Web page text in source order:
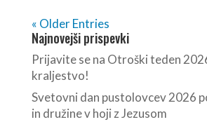
« Older Entries
Najnovejši prispevki
Prijavite se na Otroški teden
kraljestvo!
Svetovni dan pustolovcev 2026
in družine v hoji z Jezusom